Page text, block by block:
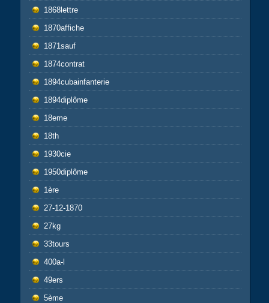
1868lettre
1870affiche
1871sauf
1874contrat
1894cubainfanterie
1894diplôme
18eme
18th
1930cie
1950diplôme
1ère
27-12-1870
27kg
33tours
400a-l
49ers
5ème